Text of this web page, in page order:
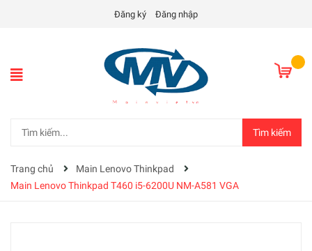
Đăng ký Đăng nhập
Tìm kiếm
Trang chủ
Main Lenovo Thinkpad
Main Lenovo Thinkpad T460 i5-6200U NM-A581 VGA